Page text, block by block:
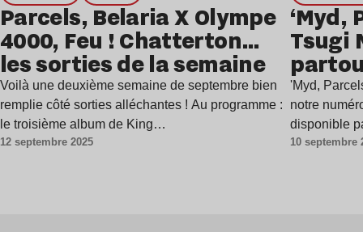
Parcels, Belaria X Olympe
4000, Feu ! Chatterton…
les sorties de la semaine
Voilà une deuxième semaine de septembre bien
remplie côté sorties alléchantes ! Au programme :
le troisième album de King…
12 septembre 2025
‘Myd,
Tsugi
'Myd,
notre
disponible
10 septembre